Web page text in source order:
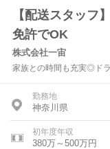
【配送スタッフ
免許でOK
株式会社一宙
家族との時間も充実◎ド
勤務地
神奈川県
初年度年収
380万～500万円